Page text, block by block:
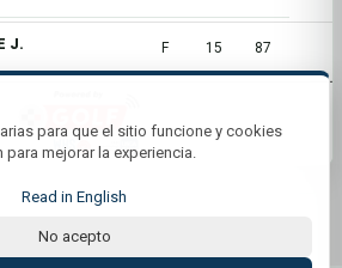
J. F 15 87
Centenario | by Plus+Golf
powered byPlus+Golf
para que el sitio funcione y cookies
mejorar la experiencia.
Read in English
No acepto